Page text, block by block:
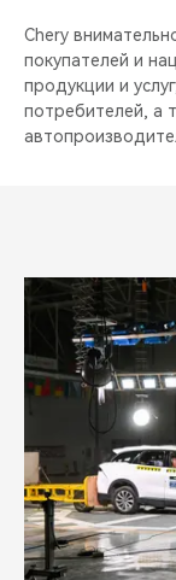
Chery
покупателей и
продукции и
потребителей, а